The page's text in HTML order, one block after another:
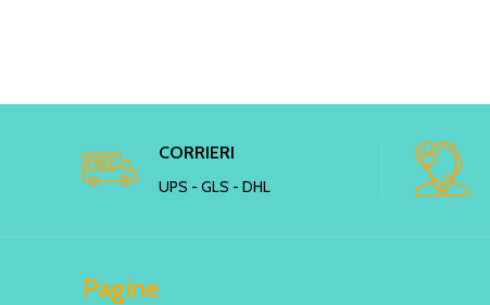
CORRIERI
UPS - GLS - DHL
Pagine